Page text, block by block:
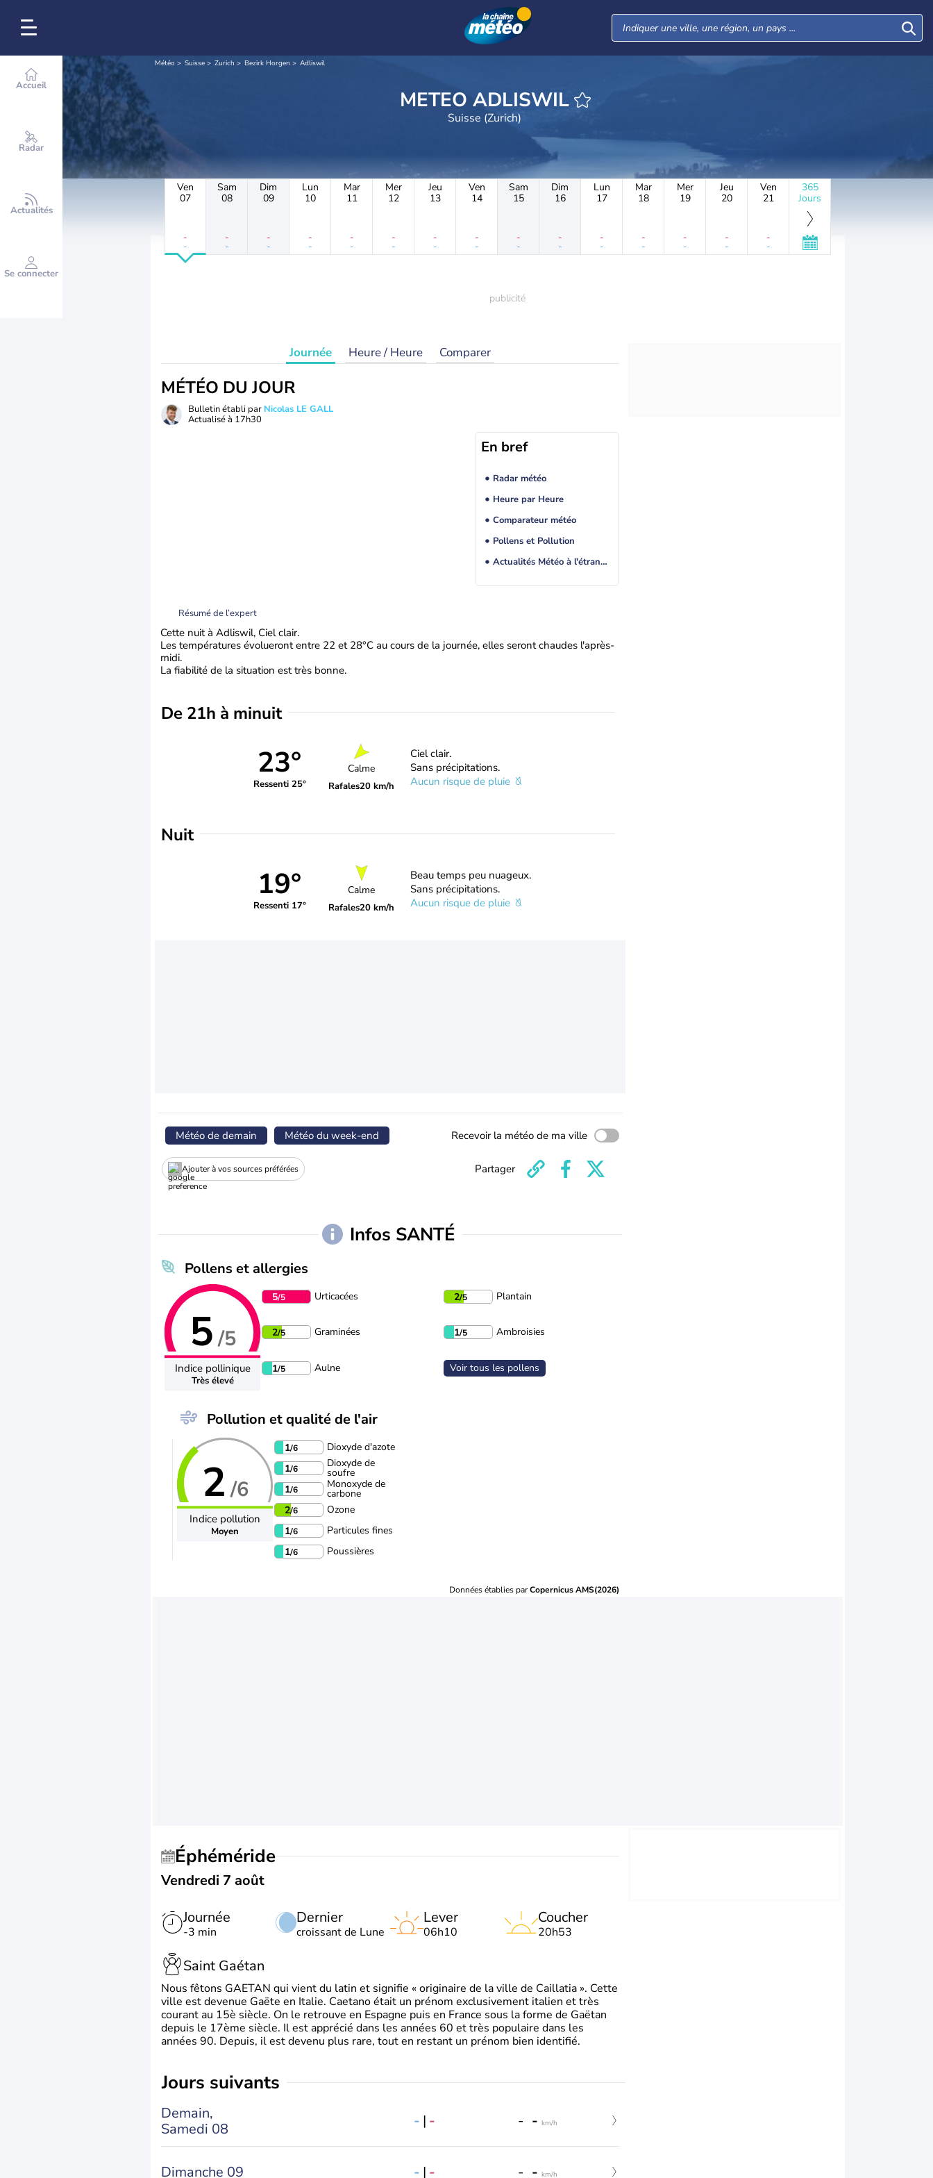
Accueil
Radar
Actualités
Se connecter
Météo Suisse Zurich Bezirk Horgen Adliswil
METEO ADLISWIL
Suisse (Zurich)
Ven
07
-
-
Sam
08
-
-
Dim
09
-
-
Lun
10
-
-
Mar
11
-
-
Mer
12
-
-
Jeu
13
-
-
Ven
14
-
-
Sam
15
-
-
Dim
16
-
-
Lun
17
-
-
Mar
18
-
-
Mer
19
-
-
Jeu
20
-
-
Ven
21
-
-
365
Jours
Journée Heure / Heure Comparer
MÉTÉO DU JOUR
Bulletin établi par Nicolas LE GALL
Actualisé à 17h30
En bref
Radar météo
Heure par Heure
Comparateur météo
Pollens et Pollution
Actualités Météo à l'étranger
Résumé de l’expert
Cette nuit à Adliswil, Ciel clair.
Les températures évolueront entre 22 et 28°C au cours de la journée, elles seront chaudes l'après-
midi.
La fiabilité de la situation est très bonne.
De 21h à minuit
23°
Ressenti 25°
Calme
Rafales20 km/h
Ciel clair.
Sans précipitations.
Aucun risque de pluie
Nuit
19°
Ressenti 17°
Calme
Rafales20 km/h
Beau temps peu nuageux.
Sans précipitations.
Aucun risque de pluie
Météo de demain Météo du week-end Recevoir la météo de ma ville
Ajouter à vos sources préférées Partager
Infos SANTÉ
Pollens et allergies
5/5
Indice pollinique
Très élevé
5/5 Urticacées 2/5 Plantain
2/5 Graminées 1/5 Ambroisies
1/5 Aulne Voir tous les pollens
Pollution et qualité de l'air
2 /6
Indice pollution
Moyen
1/6
Dioxyde d'azote
1/6 Dioxyde de
soufre
1/6 Monoxyde de
carbone
2/6
Ozone
1/6
Particules fines
1/6 Poussières
Données établies parCopernicus AMS(2026)
Éphéméride
Vendredi 7 août
Journée
-3 min
Dernier
croissant de Lune
Lever
06h10
Coucher
20h53
Saint Gaétan
Nous fêtons GAETAN qui vient du latin et signifie « originaire de la ville de Caillatia ». Cette
ville est devenue Gaëte en Italie. Caetano était un prénom exclusivement italien et très
courant au 15è siècle. On le retrouve en Espagne puis en France sous la forme de Gaëtan
depuis le 17ème siècle. Il est apprécié dans les années 60 et très populaire dans les
années 90. Depuis, il est devenu plus rare, tout en restant un prénom bien identifié.
jours suivants
Demain,
Samedi 08
- | - - - km/h
Dimanche 09 - | - - - km/h